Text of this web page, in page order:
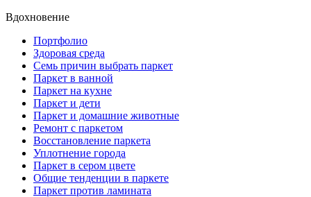
Вдохновение
Портфолио
Здоровая среда
Семь причин выбрать паркет
Паркет в ванной
Паркет на кухне
Паркет и дети
Паркет и домашние животные
Ремонт с паркетом
Восстановление паркета
Уплотнение города
Паркет в сером цвете
Общие тенденции в паркете
Паркет против ламината